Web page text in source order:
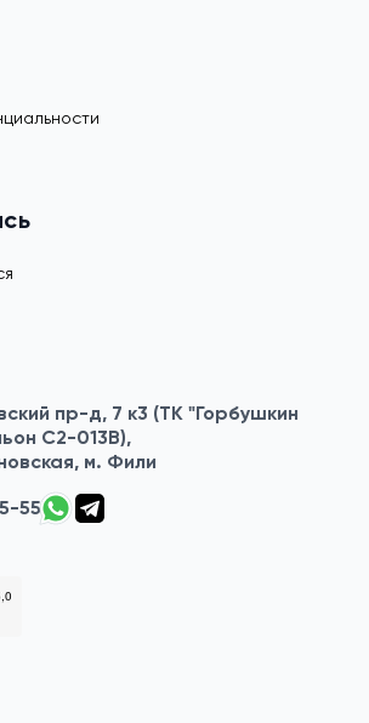
пр-д, 7 к3 (ТК "Горбушкин
C2-013B),
м. Фили
55